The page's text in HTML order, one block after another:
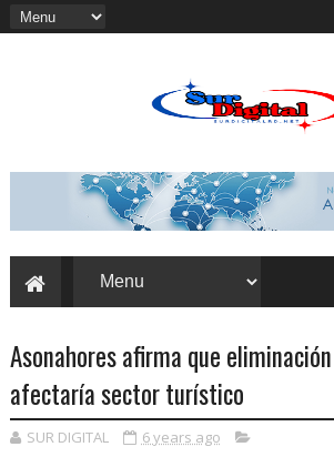
Asonahores afirma que eliminación
afectaría sector turístico
SUR DIGITAL 6 years ago